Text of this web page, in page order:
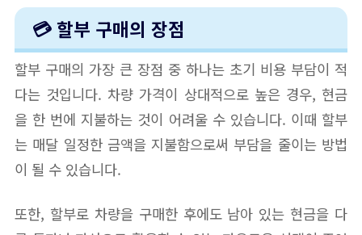
💳 할부 구매의 장점
할부 구매의 가장 큰 장점 중 하나는 초기 비용 부담이 적
다는 것입니다. 차량 가격이 상대적으로 높은 경우, 현금
을 한 번에 지불하는 것이 어려울 수 있습니다. 이때 할부
는 매달 일정한 금액을 지불함으로써 부담을 줄이는 방법
이 될 수 있습니다.
또한, 할부로 차량을 구매한 후에도 남아 있는 현금을 다